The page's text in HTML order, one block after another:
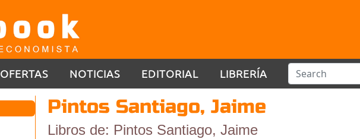
OFERTAS NOTICIAS EDITORIAL LIBRERÍA
Pintos Santiago, Jaime
Libros de: Pintos Santiago, Jaime